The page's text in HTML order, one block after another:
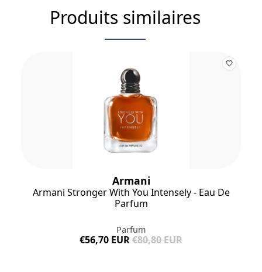
Notes de cœur :
Lavandin
Notes de fond : Fève de tonka
Produits similaires
Armani
Armani Stronger With You Intensely - Eau De
Parfum
Parfum
€56,70 EUR€80,80 EUR